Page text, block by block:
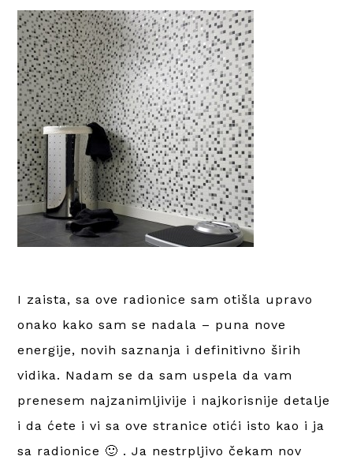
I zaista, sa ove radionice sam otišla upravo
onako kako sam se nadala – puna nove
energije, novih saznanja i definitivno širih
vidika. Nadam se da sam uspela da vam
prenesem najzanimljivije i najkorisnije detalje
i da ćete i vi sa ove stranice otići isto kao i ja
sa radionice 🙂 . Ja nestrpljivo čekam nov